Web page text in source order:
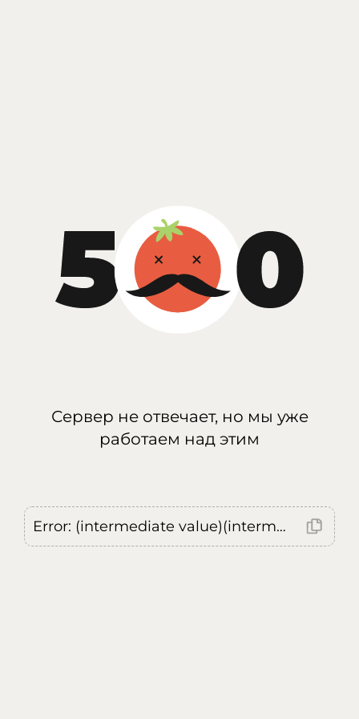
Сервер не отвечает, но мы уже
работаем над этим
Error: (intermediate value)(intermediate value)(intermediate value).replaceAll is not a function